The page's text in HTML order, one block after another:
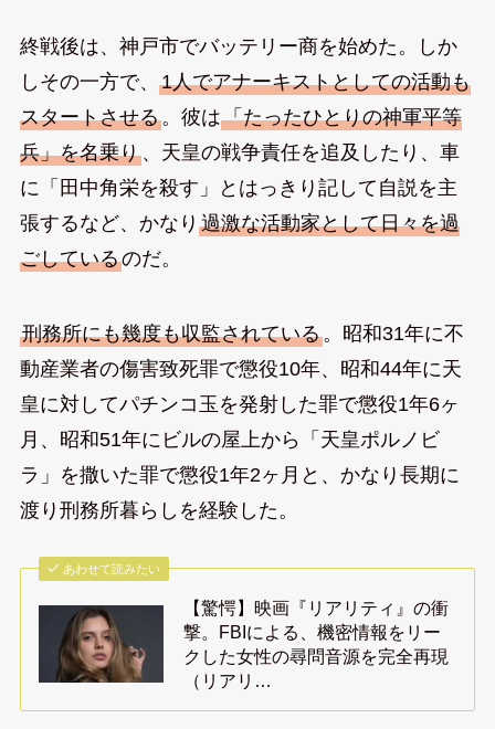
終戦後は、神戸市でバッテリー商を始めた。しか
しその一方で、 1人でアナーキストとしての活動も
スタートさせる。彼は「たったひとりの神軍平等
兵」を名乗り、天皇の戦争責任を追及したり、車
に「田中角栄を殺す」とはっきり記して自説を主
張するなど、かなり 過激な活動家として日々を過
ごしているのだ。
刑務所にも幾度も収監されている。昭和31年に不
動産業者の傷害致死罪で懲役10年、昭和44年に天
皇に対してパチンコ玉を発射した罪で懲役1年6ヶ
月、昭和51年にビルの屋上から「天皇ポルノビ
ラ」を撒いた罪で懲役1年2ヶ月と、かなり長期に
渡り刑務所暮らしを経験した。
あわせて読みたい
【驚愕】映画『リアリティ』の衝
撃。FBIによる、機密情報をリー
クした女性の尋問音源を完全再現
（リアリ…